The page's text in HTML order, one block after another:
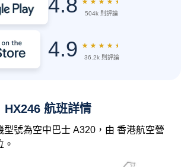
4.8 ★ ★ ★ ★ ★
504k 則評論
4.9 ★ ★ ★ ★ ★
36.2k 則評論
HX246 航班詳情
型號為空中巴士 A320，由 香港航空營